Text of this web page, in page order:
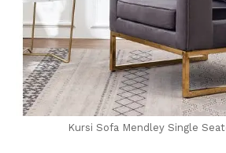
Kursi Sofa Mendley Single